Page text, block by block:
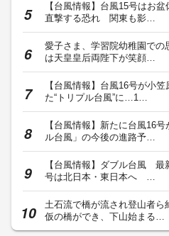
【台風情報】台風15号はお
直撃する恐れ 関東も影…
愛子さま、学習院幼稚園で
は天皇皇后両陛下が笑顔…
【台風情報】台風16号が小
た“トリプル台風”に…1…
【台風情報】新たに台風16
ル台風」の今後の進路予…
【台風情報】ダブル台風
号は北日本・東日本へ …
土石流で橋が流され登山者
仮の橋ができ、下山始まる…